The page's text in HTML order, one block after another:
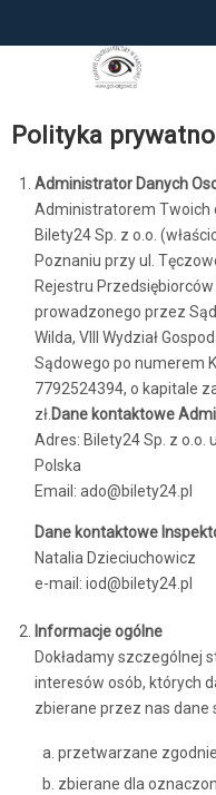
PLN
14 51
Polityka
Administrator Danych
Administratorem Twoich
Bilety24 Sp. z o.o.
Poznaniu przy ul.
Rejestru
prowadzonego przez
Wilda, VIII Wydział
Sądowego po numerem
7792524394, o kapitale
zł. Dane kontaktowe
Adres: Bilety24 Sp. z o.o.
Polska
Email: ado@bilety24.pl
Dane kontaktowe
Natalia Dzieciuchowicz
e-mail: iod@bilety24.pl
Informacje ogólne
Dokładamy szczególnej
interesów osób, których
zbierane przez nas dane
przetwarzane
zbierane dla